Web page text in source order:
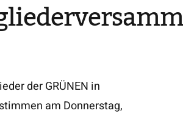
der GRÜNEN in
am Donnerstag,